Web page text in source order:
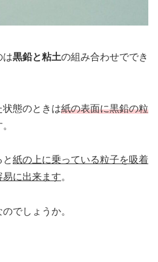
は黒鉛と粘土の組み合わせででき
態のときは紙の表面に黒鉛の粒
紙の上に乗っている粒子を吸着
易に出来ます。
でしょうか。